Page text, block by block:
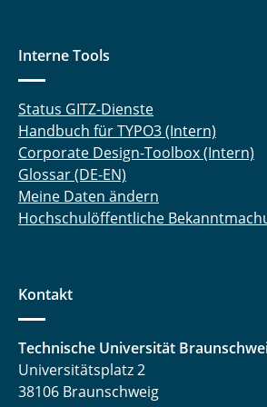
Interne Tools
Status GITZ-Dienste
Handbuch für TYPO3 (Intern)
Corporate Design-Toolbox (Intern)
Glossar (DE-EN)
Meine Daten ändern
Hochschulöffentliche
Kontakt
Technische Universität
Universitätsplatz 2
38106 Braunschweig